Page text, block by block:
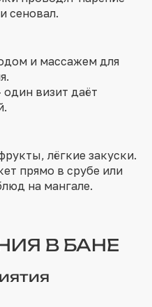
сеновал.
и массажем для
визит даёт
лёгкие закуски.
прямо в срубе или
на мангале.
В БАНЕ